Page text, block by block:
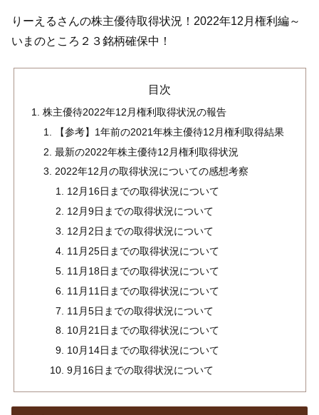
りーえるさんの株主優待取得状況！2022年12月権利編～
いまのところ２３銘柄確保中！
目次
株主優待2022年12月権利取得状況の報告
【参考】1年前の2021年株主優待12月権利取得結果
最新の2022年株主優待12月権利取得状況
2022年12月の取得状況についての感想考察
12月16日までの取得状況について
12月9日までの取得状況について
12月2日までの取得状況について
11月25日までの取得状況について
11月18日までの取得状況について
11月11日までの取得状況について
11月5日までの取得状況について
10月21日までの取得状況について
10月14日までの取得状況について
9月16日までの取得状況について